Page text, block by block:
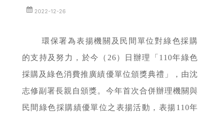
2022-12-26
環保署為表揚機關及民間單位對綠色採購
的支持及努力，於今（26）日辦理「110年綠色
採購及綠色消費推廣績優單位頒獎典禮」，由沈
志修副署長親自頒獎。今年首次合併辦理機關與
民間綠色採購績優單位之表揚活動，表揚110年